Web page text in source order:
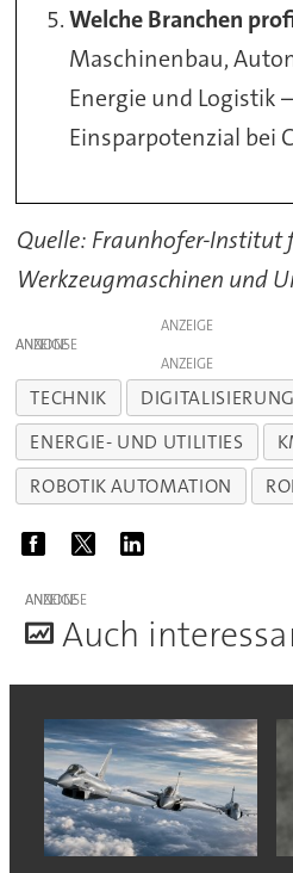
Welche Branchen
Maschinenbau,
Energie und Logistik
Einsparpotenzial bei
Quelle: Fraunhofer-Institut
Werkzeugmaschinen und
ANZEIGE
ANZEIGE
ANZEIGE
TECHNIK
DIGITALISIERUNG
ENERGIE- UND UTILITIES
ROBOTIK AUTOMATION
ANZEIGE
Auch